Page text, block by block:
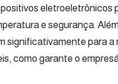
eletroeletrônicos
e segurança.
significativamente para a
como garante o